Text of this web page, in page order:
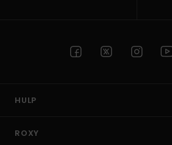
HULP
ROXY